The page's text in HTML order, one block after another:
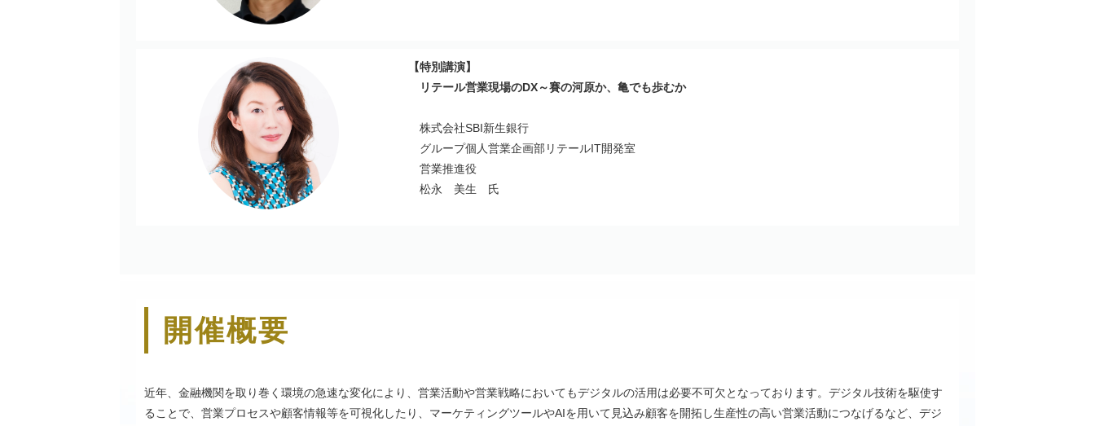
【特別講演】
リテール営業現場のDX～賽の河原か、亀でも歩むか
株式会社SBI新生銀行
グループ個人営業企画部リテールIT開発室
営業推進役
松永 美生 氏
開催概要
近年、金融機関を取り巻く環境の急速な変化により、営業活動や営業戦略においてもデジタルの活用は必要不可欠となっております。デジタル技術を駆使す
ることで、営業プロセスや顧客情報等を可視化したり、マーケティングツールやAIを用いて見込み顧客を開拓し生産性の高い営業活動につなげるなど、デジ